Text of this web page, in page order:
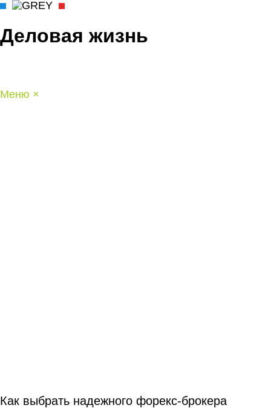
Деловая жизнь
Меню ×
Как выбрать надежного форекс-брокера